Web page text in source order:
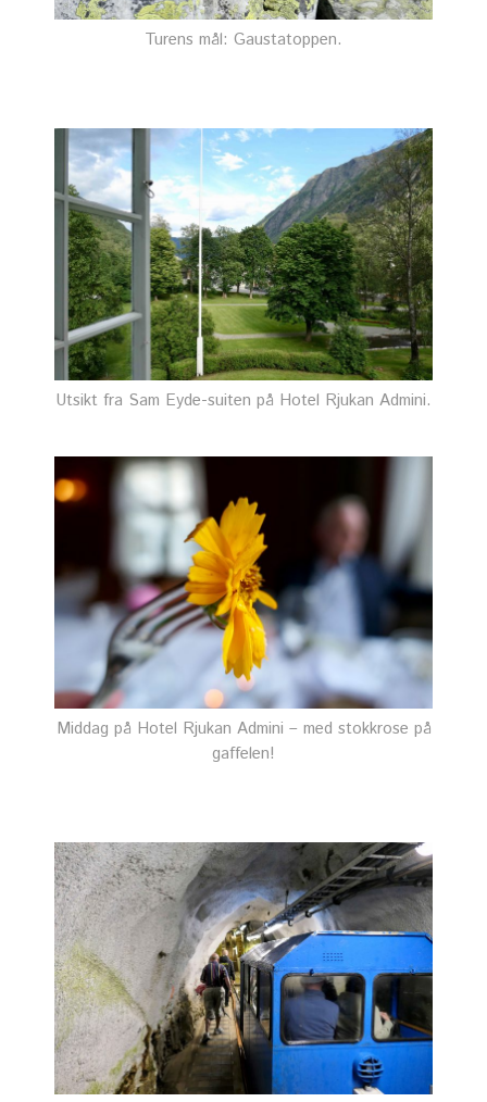
Turens mål: Gaustatoppen.
Utsikt fra Sam Eyde-suiten på Hotel Rjukan Admini.
Middag på Hotel Rjukan Admini – med stokkrose på
gaffelen!